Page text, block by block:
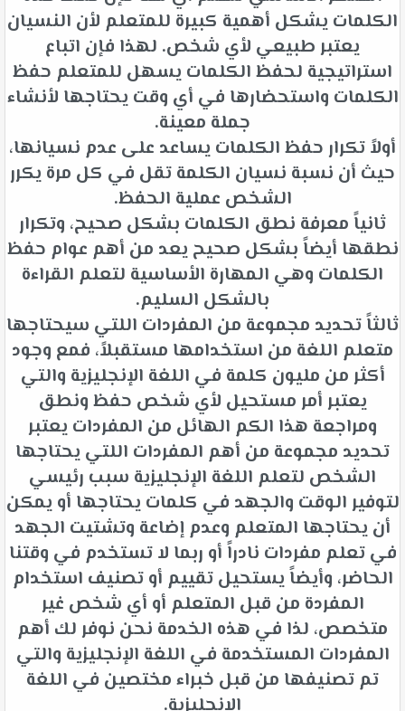
الكلمات يشكل أهمية كبيرة للمتعلم لأن النسيان
يعتبر طبيعي لأي شخص. لهذا فإن اتباع
استراتيجية لحفظ الكلمات يسهل للمتعلم حفظ
الكلمات واستحضارها في أي وقت يحتاجها لأنشاء
جملة معينة.
أولاً تكرار حفظ الكلمات يساعد على عدم نسيانها،
حيث أن نسبة نسيان الكلمة تقل في كل مرة يكرر
الشخص عملية الحفظ.
ثانياً معرفة نطق الكلمات بشكل صحيح، وتكرار
نطقها أيضاً بشكل صحيح يعد من أهم عوام حفظ
الكلمات وهي المهارة الأساسية لتعلم القراءة
بالشكل السليم.
ثالثاً تحديد مجموعة من المفردات اللتي سيحتاجها
متعلم اللغة من استخدامها مستقبلاً، فمع وجود
أكثر من مليون كلمة في اللغة الإنجليزية والتي
يعتبر أمر مستحيل لأي شخص حفظ ونطق
ومراجعة هذا الكم الهائل من المفردات يعتبر
تحديد مجموعة من أهم المفردات اللتي يحتاجها
الشخص لتعلم اللغة الإنجليزية سبب رئيسي
لتوفير الوقت والجهد في كلمات يحتاجها أو يمكن
أن يحتاجها المتعلم وعدم إضاعة وتشتيت الجهد
في تعلم مفردات نادراً أو ربما لا تستخدم في وقتنا
الحاضر، وأيضاً يستحيل تقييم أو تصنيف استخدام
المفردة من قبل المتعلم أو أي شخص غير
متخصص، لذا في هذه الخدمة نحن نوفر لك أهم
المفردات المستخدمة في اللغة الإنجليزية والتي
تم تصنيفها من قبل خبراء مختصين في اللغة